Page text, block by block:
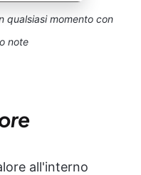
qualsiasi momento con
note
all'interno